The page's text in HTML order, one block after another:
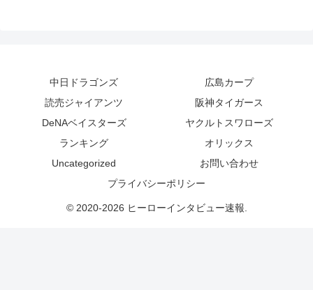
中日ドラゴンズ
広島カープ
読売ジャイアンツ
阪神タイガース
DeNAベイスターズ
ヤクルトスワローズ
ランキング
オリックス
Uncategorized
お問い合わせ
プライバシーポリシー
© 2020-2026 ヒーローインタビュー速報.